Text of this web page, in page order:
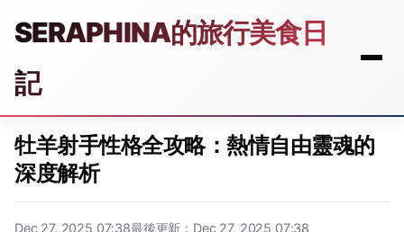
SERAPHINA的旅行美食日
記
牡羊射手性格全攻略：熱情自由靈魂的
深度解析
Dec 27, 2025 07:38最後更新：Dec 27, 2025 07:38